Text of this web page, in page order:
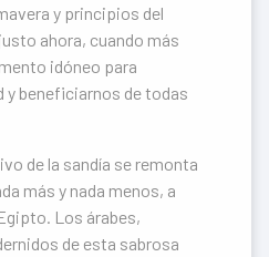
y principios del
ahora, cuando más
idóneo para
y beneficiarnos de todas
de la sandía se remonta
más y nada menos, a
Los árabes,
de esta sabrosa